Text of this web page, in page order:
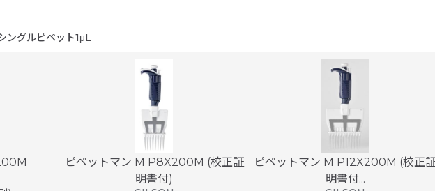
グルピペット1μL
ピペットマン M P8X200M (校正証
明書付)
ピペットマン M P12X200M (校正
明書付...